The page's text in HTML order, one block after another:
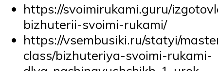
https://svoimirukami.guru/
bizhuterii-svoimi-rukami/
https://vsembusiki.ru/statyi/
class/bizhuteriya-svoimi-rukami-